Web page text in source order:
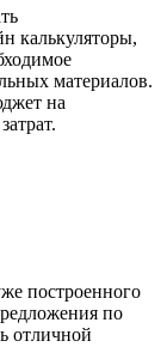
калькуляторы,
материалов.
на
построенного
по
отличной